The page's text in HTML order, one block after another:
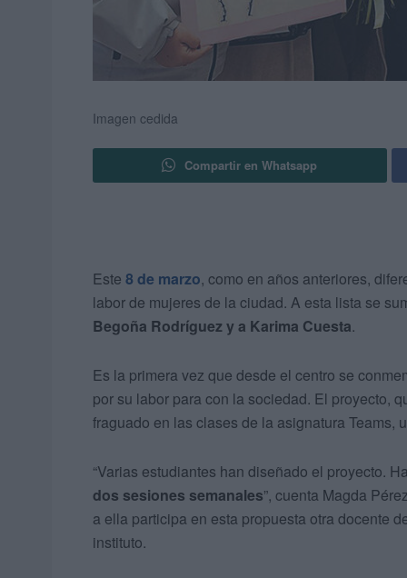
Imagen cedida
Compartir en Whatsapp
Este 8 de marzo, como en años anteriores,
labor de mujeres de la ciudad. A esta lista se
Begoña Rodríguez y a Karima Cuesta.
Es la primera vez que desde el centro se
por su labor para con la sociedad. El proyecto,
fraguado en las clases de la asignatura Teams,
“Varias estudiantes han diseñado el proyecto.
dos sesiones semanales”, cuenta Magda
a ella participa en esta propuesta otra docente
instituto.